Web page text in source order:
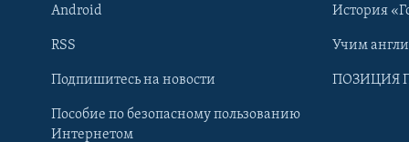
Learning English
Android
RSS
Подпишитесь на новости
Пособие по безопасному пользованию
Интернетом
История
Учим
ПОЗИЦИЯ